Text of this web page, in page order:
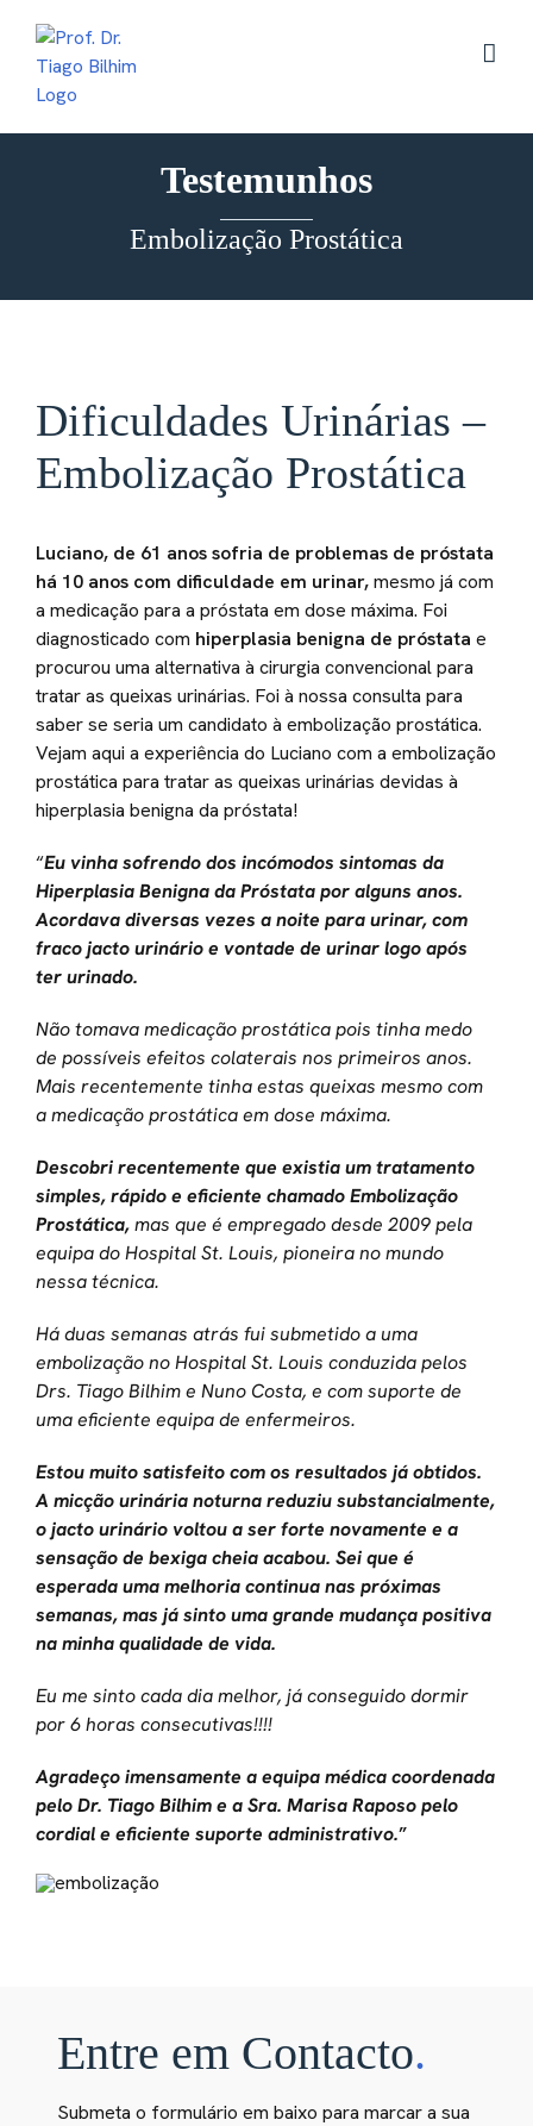
content
Testemunhos
Embolização Prostática
Dificuldades Urinárias –
Embolização Prostática
Luciano, de 61 anos sofria de problemas de próstata
há 10 anos com dificuldade em urinar,mesmo já com
a medicação para a próstata em dose máxima. Foi
diagnosticado com hiperplasia benigna de próstata e
procurou uma alternativa à cirurgia convencional para
tratar as queixas urinárias. Foi à nossa consulta para
saber se seria um candidato à embolização prostática.
Vejam aqui a experiência do Luciano com a embolização
prostática para tratar as queixas urinárias devidas à
hiperplasia benigna da próstata!
“Eu vinha sofrendo dos incómodos sintomas da
Hiperplasia Benigna da Próstata por alguns anos.
Acordava diversas vezes a noite para urinar, com
fraco jacto urinário e vontade de urinar logo após
ter urinado.
Não tomava medicação prostática pois tinha medo
de possíveis efeitos colaterais nos primeiros anos.
Mais recentemente tinha estas queixas mesmo com
a medicação prostática em dose máxima.
Descobri recentemente que existia um tratamento
simples, rápido e eficiente chamado Embolização
Prostática,mas que é empregado desde 2009 pela
equipa do Hospital St. Louis, pioneira no mundo
nessa técnica.
Há duas semanas atrás fui submetido a uma
embolização no Hospital St. Louis conduzida pelos
Drs. Tiago Bilhim e Nuno Costa, e com suporte de
uma eficiente equipa de enfermeiros.
Estou muito satisfeito com os resultados já obtidos.
A micção urinária noturna reduziu substancialmente,
o jacto urinário voltou a ser forte novamente e a
sensação de bexiga cheia acabou. Sei que é
esperada uma melhoria continua nas próximas
semanas, mas já sinto uma grande mudança positiva
na minha qualidade de vida.
Eu me sinto cada dia melhor, já conseguido dormir
por 6 horas consecutivas!!!!
Agradeço imensamente a equipa médica coordenada
pelo Dr. Tiago Bilhim e a Sra. Marisa Raposo pelo
cordial e eficiente suporte administrativo.”
Entre em Contacto.
Submeta o formulário em baixo para marcar a sua